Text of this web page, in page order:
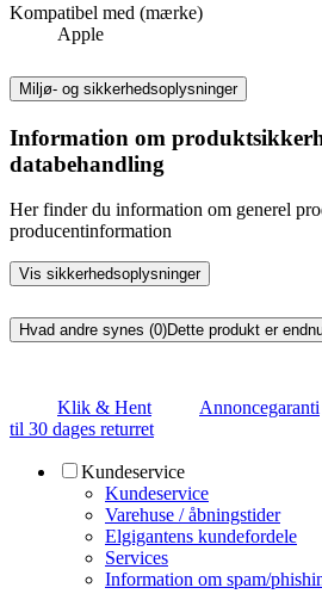
Kompatibel med (mærke)
Apple
Miljø- og sikkerhedsoplysninger
Information om
databehandling
Her finder du information om generel
producentinformation
Vis sikkerhedsoplysninger
Hvad andre synes (0)Dette produkt er
Klik & Hent Annoncegaranti
til 30 dages returret
Kundeservice
Kundeservice
Varehuse / åbningstider
Elgigantens kundefordele
Services
Information om spam/